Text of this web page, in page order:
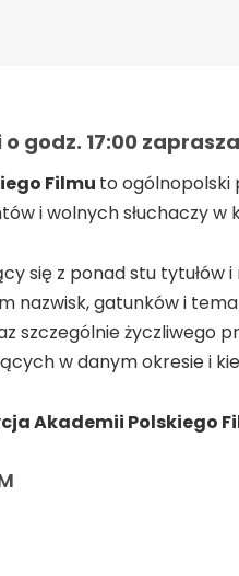
o godz. 17:00
Filmu to ogólnopolski
i wolnych słuchaczy w
się z ponad stu
nazwisk, gatunków i
szczególnie życzliwego
w danym okresie i
Akademii Polskiego